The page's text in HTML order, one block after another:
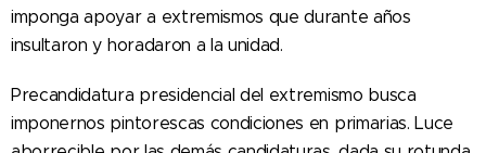
imponga apoyar a extremismos que durante años
insultaron y horadaron a la unidad.
Precandidatura presidencial del extremismo busca
imponernos pintorescas condiciones en primarias. Luce